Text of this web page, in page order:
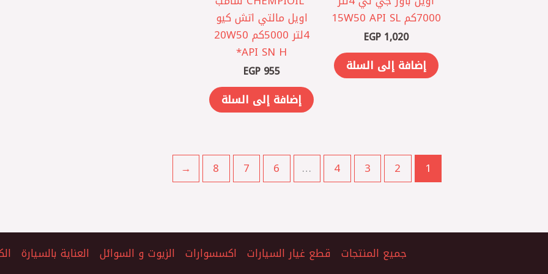
7000كم 15W50 API SL
EGP1,020
إضافة إلى السلة
اويل مالتي اتش كيو
4لتر 5000كم 20W50
API SN H*
EGP955
إضافة إلى السلة
1
2
3
4
…
6
7
8
←
جميع المنتجات قطع غيار السيارات اكسسوارات الزيوت و السوائل العناية بالسيارة